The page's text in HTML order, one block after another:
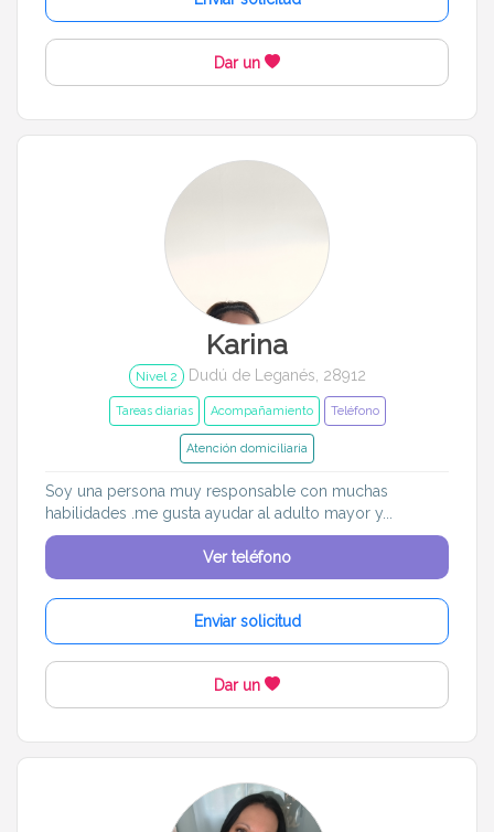
Dar un
Karina
Nivel 2 Dudú de Leganés, 28912
Tareas diarias Acompañamiento Teléfono
Atención domiciliaria
Soy una persona muy responsable con muchas
habilidades .me gusta ayudar al adulto mayor y...
Ver teléfono
Enviar solicitud
Dar un